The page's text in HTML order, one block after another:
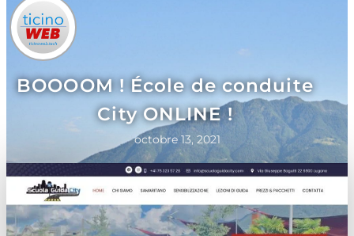
BOOOOM ! École de conduite
City ONLINE !
octobre 13, 2021